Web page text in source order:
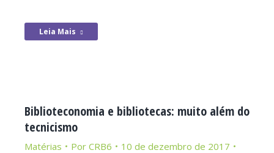
Leia Mais
Biblioteconomia e bibliotecas: muito além do
tecnicismo
Matérias Por CRB6
10 de dezembro de 2017